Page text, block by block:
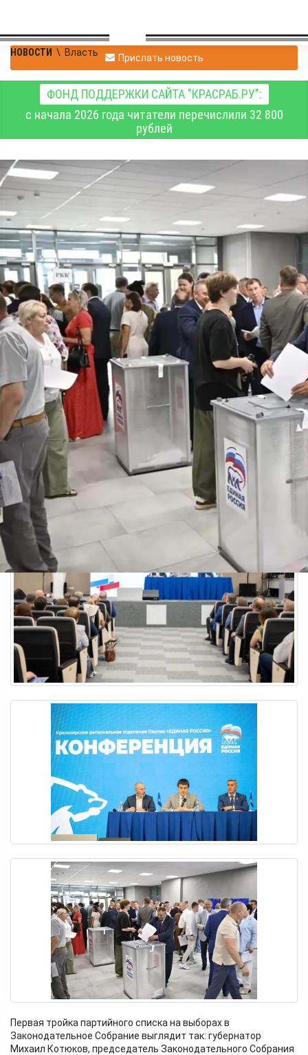
НОВОСТИ \ Власть Прислать новость
ФОНД ПОДДЕРЖКИ САЙТА "КРАСРАБ.РУ":
с начала 2026 года читатели перечислили 32 800
рублей
Названа тройка
лидеров партийного
списка "Единой России"
на выборах в ЗС
Красноярского края
Власть
04.07.2026 18:15
647
Первая тройка партийного списка на выборах в
Законодательное Собрание выглядит так: губернатор
Михаил Котюков, председатель Законодательного Собрания